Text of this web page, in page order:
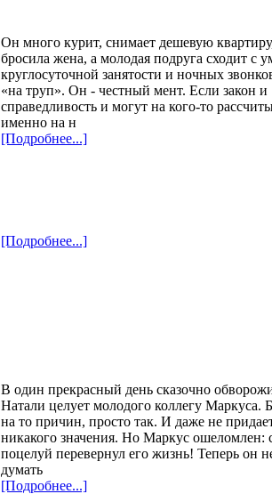
Он много курит, снимает дешевую
бросила жена, а молодая подруга сходит с
круглосуточной занятости и ночных
«на труп». Он - честный мент. Если закон и
справедливость и могут на кого-то
именно на н
[Подробнее...]
[Подробнее...]
В один прекрасный день сказочно
Натали целует молодого коллегу Маркуса.
на то причин, просто так. И даже не
никакого значения. Но Маркус ошеломлен:
поцелуй перевернул его жизнь! Теперь он
думать
[Подробнее...]